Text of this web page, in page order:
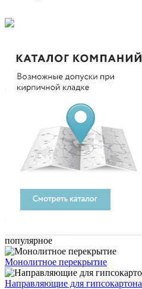
популярное
Монолитное перекрытие
Направляющие для гипсокартона